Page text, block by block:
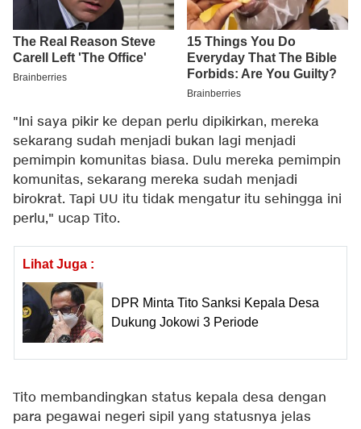
"Ini saya pikir ke depan perlu dipikirkan, mereka
sekarang sudah menjadi bukan lagi menjadi
pemimpin komunitas biasa. Dulu mereka pemimpin
komunitas, sekarang mereka sudah menjadi
birokrat. Tapi UU itu tidak mengatur itu sehingga ini
perlu," ucap Tito.
Lihat Juga :
DPR Minta Tito Sanksi Kepala Desa
Dukung Jokowi 3 Periode
Tito membandingkan status kepala desa dengan
para pegawai negeri sipil yang statusnya jelas